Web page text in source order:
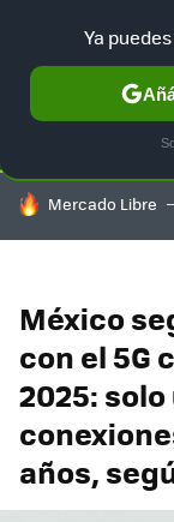
SELECCIÓN
HOY SE HABLA
Mercado Libre
México
con el 5G
2025:
años,
Ya